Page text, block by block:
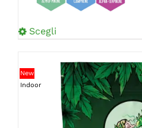
Scegli
New
Indoor